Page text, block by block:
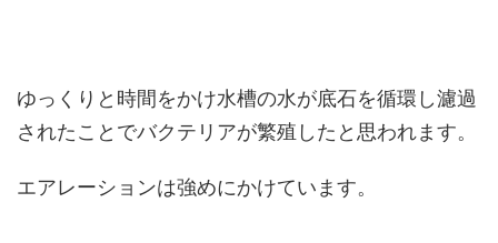
ゆっくりと時間をかけ水槽の水が底石を循環し濾過
されたことでバクテリアが繁殖したと思われます。
エアレーションは強めにかけています。